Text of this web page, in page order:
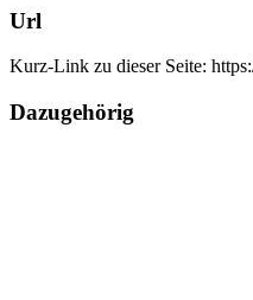
Url
Kurz-Link zu dieser Seite:
Dazugehörig